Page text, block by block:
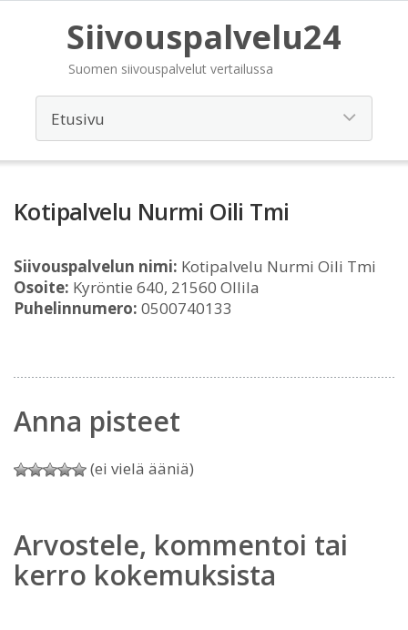
Siivouspalvelu24
Suomen siivouspalvelut vertailussa
Kotipalvelu Nurmi Oili Tmi
Siivouspalvelun nimi: Kotipalvelu Nurmi Oili Tmi
Osoite: Kyröntie 640, 21560 Ollila
Puhelinnumero: 0500740133
Anna pisteet
(ei vielä ääniä)
Arvostele, kommentoi tai
kerro kokemuksista